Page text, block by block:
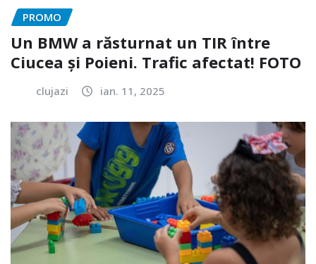
PROMO
Un BMW a răsturnat un TIR între
Ciucea și Poieni. Trafic afectat! FOTO
clujazi ian. 11, 2025